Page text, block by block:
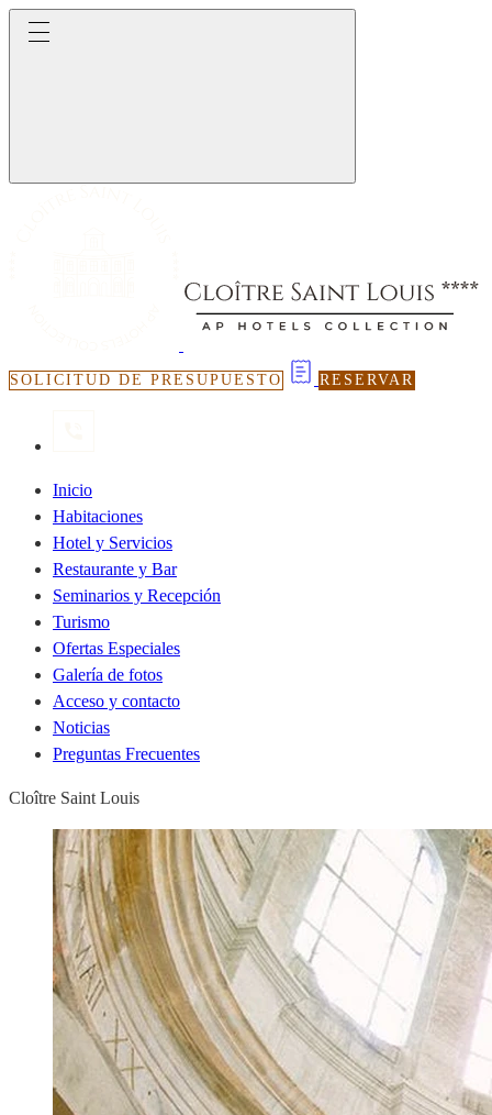
SOLICITUD DE PRESUPUESTO RESERVAR
Inicio
Habitaciones
Hotel y Servicios
Restaurante y Bar
Seminarios y Recepción
Turismo
Ofertas Especiales
Galería de fotos
Acceso y contacto
Noticias
Preguntas Frecuentes
Cloître Saint Louis